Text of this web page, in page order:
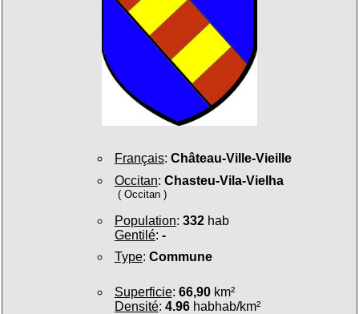
Français: Château-Ville-Vieille
Occitan: Chasteu-Vila-Vielha
( Occitan )
Population: 332hab
Gentilé: -
Type: Commune
Superficie: 66,90km²
Densité: 4.96habhab/km²